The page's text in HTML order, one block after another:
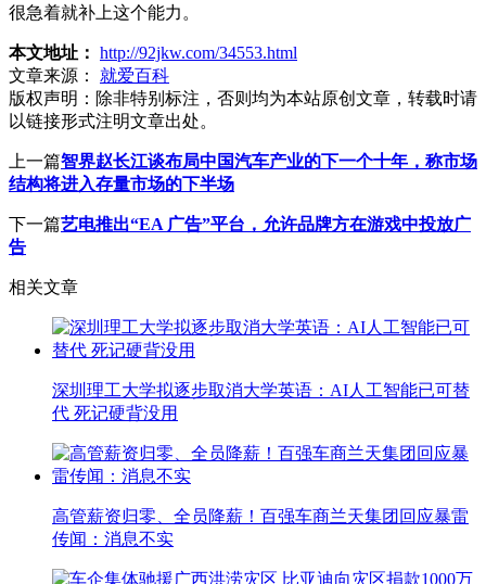
很急着就补上这个能力。
本文地址： http://92jkw.com/34553.html
文章来源：
就爱百科
版权声明： 除非特别标注，否则均为本站原创文章，转载时请
以链接形式注明文章出处。
上一篇智界赵长江谈布局中国汽车产业的下一个十年，称市场
结构将进入存量市场的下半场
下一篇艺电推出“EA 广告”平台，允许品牌方在游戏中投放广
告
相关文章
深圳理工大学拟逐步取消大学英语：AI人工智能已可替
代 死记硬背没用
高管薪资归零、全员降薪！百强车商兰天集团回应暴雷
传闻：消息不实